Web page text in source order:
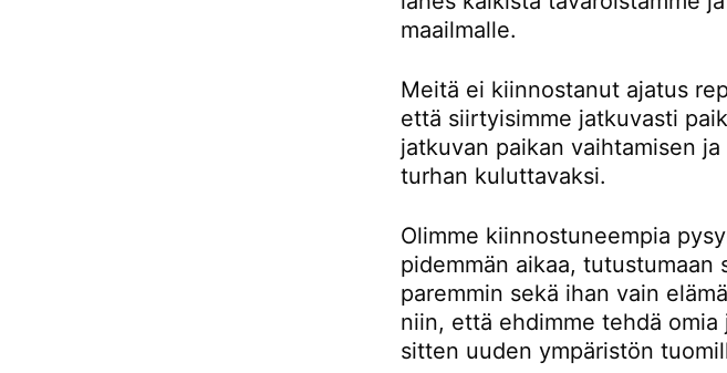
maailmalle.
Meitä ei kiinnostanut ajatus
että siirtyisimme jatkuvasti
jatkuvan paikan vaihtamisen
turhan kuluttavaksi.
Olimme kiinnostuneempia
pidemmän aikaa,
paremmin sekä ihan vain
niin, että ehdimme tehdä
sitten uuden ympäristön